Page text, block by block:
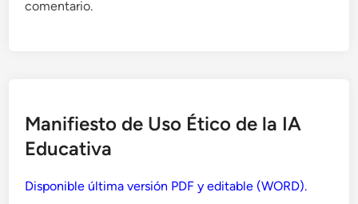
comentario.
Manifiesto de Uso Ético de la IA
Educativa
Disponible última versión PDF y editable (WORD).